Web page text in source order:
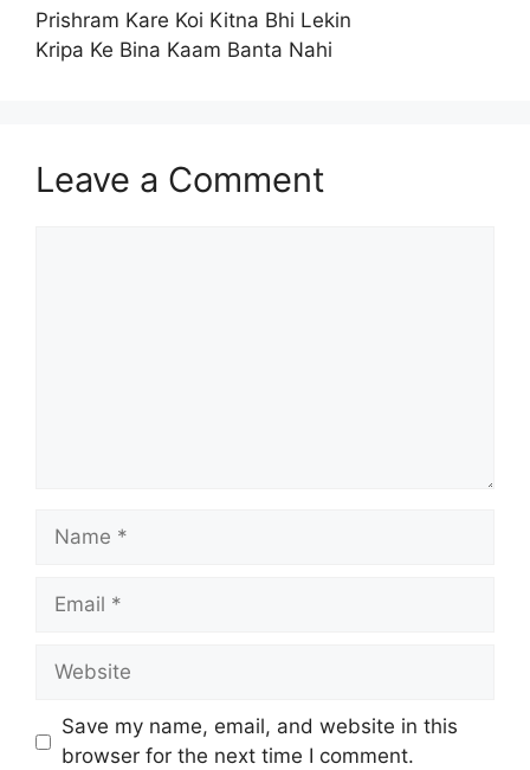
Prishram Kare Koi Kitna Bhi Lekin
Kripa Ke Bina Kaam Banta Nahi
Leave a Comment
Name
Email
Website
Save my name, email, and website in this
browser for the next time I comment.